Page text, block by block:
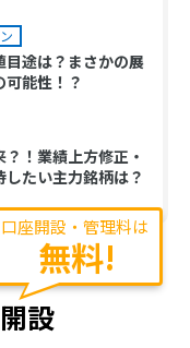
目途は？まさかの展
能性！？
？！業績上方修正・
たい主力銘柄は？
口座開設・管理料は
無料!
設